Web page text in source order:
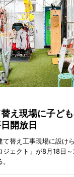
え現場に子ど
開放日
て替え工事現場に設け
ジェクト」が8月18日